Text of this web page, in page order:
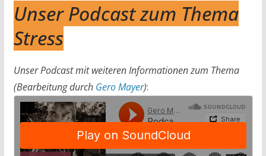
Unser Podcast zum Thema
Stress
Unser Podcast mit weiteren Informationen zum Thema
(Bearbeitung durch Gero Mayer):